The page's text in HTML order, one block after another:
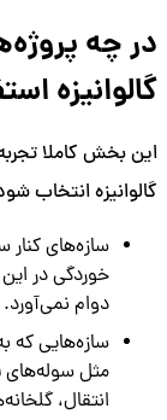
در چه
گالوانیزه
این بخش کاملا
گالوانیزه انتخاب
سازه‌های
خوردگی در
دوام نمی‌آورد.
سازه‌هایی که
مثل سوله‌های
انتقال،